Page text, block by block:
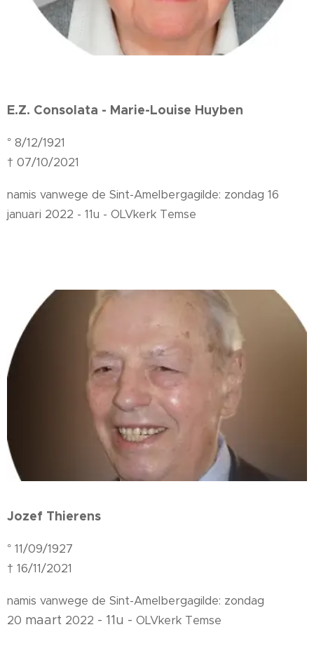
E.Z. Consolata - Marie-Louise Huyben
° 8/12/1921
† 07/10/2021
namis vanwege de Sint-Amelbergagilde: zondag 16
januari 2022 - 11u - OLVkerk Temse
Jozef Thierens
° 11/09/1927
† 16/11/2021
namis vanwege de Sint-Amelbergagilde: zondag
20 maart 2022 - 11u - OLVkerk Temse